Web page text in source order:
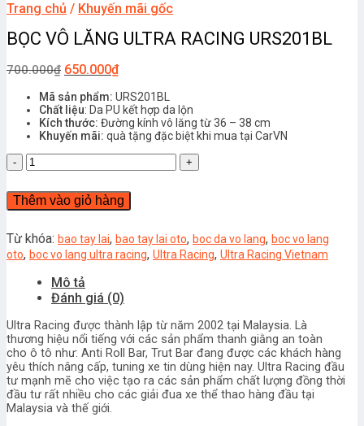
Trang chủ / Khuyến mãi gốc
BỌC VÔ LĂNG ULTRA RACING URS201BL
700.000₫ 650.000₫
Mã sản phẩm: URS201BL
Chất liệu: Da PU kết hợp da lộn
Kích thước: Đường kính vô lăng từ 36 – 38 cm
Khuyến mãi: quà tặng đặc biệt khi mua tại CarVN
BỌC
VÔ
LĂNG
ULTRA
URS201BL
số
Thêm vào giỏ hàng
Từ khóa: bao tay lai, bao tay lai oto, boc da vo lang, boc vo lang
oto, boc vo lang ultra racing, Ultra Racing, Ultra Racing Vietnam
Mô tả
Đánh giá (0)
Ultra Racing được thành lập từ năm 2002 tại Malaysia. Là
thương hiệu nổi tiếng với các sản phẩm thanh giằng an toàn
cho ô tô như: Anti Roll Bar, Trut Bar đang được các khách hàng
yêu thích nâng cấp, tuning xe tin dùng hiện nay. Ultra Racing đầu
tư mạnh mẽ cho việc tạo ra các sản phẩm chất lượng đồng thời
đầu tư rất nhiều cho các giải đua xe thể thao hàng đầu tại
Malaysia và thế giới.